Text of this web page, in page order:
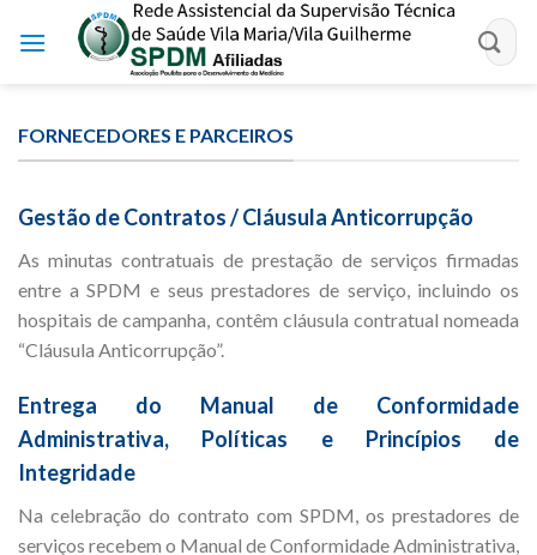
FORNECEDORES E PARCEIROS
Gestão de Contratos / Cláusula Anticorrupção
As minutas contratuais de prestação de serviços firmadas
entre a SPDM e seus prestadores de serviço, incluindo os
hospitais de campanha, contêm cláusula contratual nomeada
“Cláusula Anticorrupção”.
Entrega do Manual de Conformidade
Administrativa, Políticas e Princípios de
Integridade
Na celebração do contrato com SPDM, os prestadores de
serviços recebem o Manual de Conformidade Administrativa,